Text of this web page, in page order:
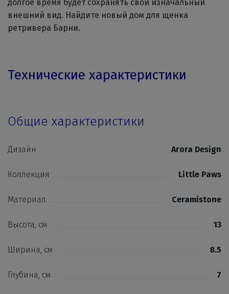
долгое время будет сохранять свой изначальный
внешний вид. Найдите новый дом для щенка
ретривера Барни.
Технические характеристики
Общие характеристики
Дизайн Arora Design
Коллекция Little Paws
Материал Ceramistone
Высота, см 13
Ширина, см 8.5
Глубина, см 7